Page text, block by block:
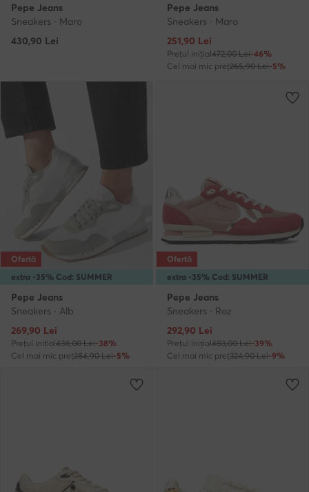
Pepe Jeans
Sneakers · Maro
430,90 Lei
Pepe Jeans
Sneakers · Maro
Prețul actual
251,90 Lei
Prețul inițial472,00 Lei-46%
Cel mai mic preț265,90 Lei-5%
extra -35% Cod: SUMMER
Ofertă
Pepe Jeans
Sneakers · Alb
Prețul actual
269,90 Lei
Prețul inițial438,00 Lei-38%
Cel mai mic preț284,90 Lei-5%
extra -35% Cod: SUMMER
Ofertă
Pepe Jeans
Sneakers · Roz
Prețul actual
292,90 Lei
Prețul inițial483,00 Lei-39%
Cel mai mic preț324,90 Lei-9%